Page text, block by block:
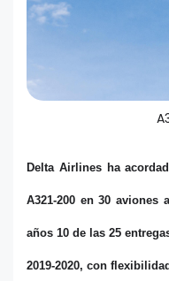
Delta Airlines ha
A321-200 en 30
años 10 de las 25
2019-2020, con